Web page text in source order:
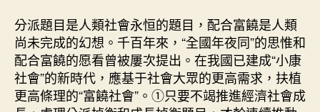
配
合
富
饒
及
其
分派題目是人類社會永恒的題目，配合富饒是人類
尚未完成的幻想。千百年來，“全國年夜同”的思惟和
配合富饒的愿看曾被屢次提出。在我國已建成“小康
社會”的新時代，應基于社會大眾的更高需求，扶植
更高條理的“富饒社會”。①只要不竭推進經濟社會成